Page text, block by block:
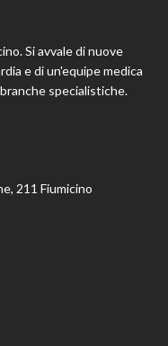
Si avvale di nuove
e di un'equipe medica
specialistiche.
211 Fiumicino